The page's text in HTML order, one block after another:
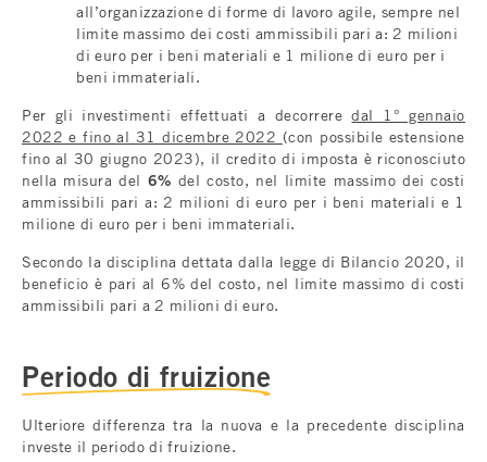
all’organizzazione di forme di lavoro agile, sempre nel
limite massimo dei costi ammissibili pari a: 2 milioni
di euro per i beni materiali e 1 milione di euro per i
beni immateriali.
Per gli investimenti effettuati a decorreredal 1° gennaio
2022 e fino al 31 dicembre 2022 (con possibile estensione
fino al 30 giugno 2023), il credito di imposta è riconosciuto
nella misura del 6% del costo, nel limite massimo dei costi
ammissibili pari a: 2 milioni di euro per i beni materiali e 1
milione di euro per i beni immateriali.
Secondo la disciplina dettata dalla legge di Bilancio 2020, il
beneficio è pari al 6% del costo, nel limite massimo di costi
ammissibili pari a 2 milioni di euro.
Periodo di fruizione
Ulteriore differenza tra la nuova e la precedente disciplina
investe il periodo di fruizione.